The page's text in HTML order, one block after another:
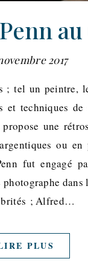
2017
; tel un peintre,
techniques
une
ou
fut engagé
; Alfred…
PLUS